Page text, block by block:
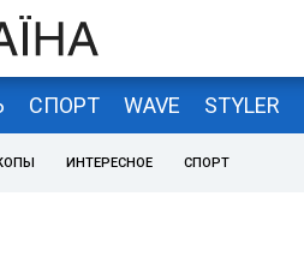
СПОРТ WAVE STYLER
ИНТЕРЕСНОЕ СПОРТ